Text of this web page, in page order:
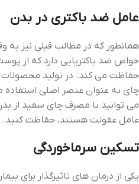
عامل ضد باکتری در بدن
همانطور که در مطالب قبلی نیز به
خواص ضد باکتریایی دارد که از
حفاظت می ‌کند. در تولید محصولات
چای به عنوان عنصر اصلی
می ‌توانید با مصرف چای سفید از
عامل عفونت هستند، حفاظت کنید.
تسکین سرماخوردگی
یکی از درمان ‌های تاثیرگذار برای